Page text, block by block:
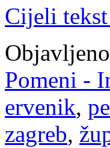
Cijeli
Pomeni -
ervenik,
zagreb,